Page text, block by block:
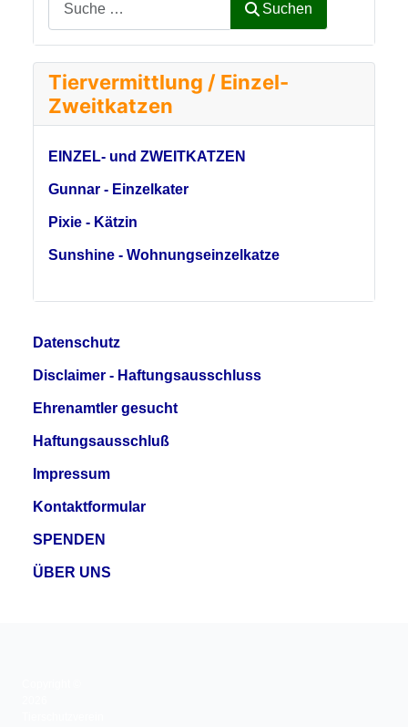
Suchen
Tiervermittlung / Einzel-
Zweitkatzen
EINZEL- und ZWEITKATZEN
Gunnar - Einzelkater
Pixie - Kätzin
Sunshine - Wohnungseinzelkatze
Datenschutz
Disclaimer - Haftungsausschluss
Ehrenamtler gesucht
Haftungsausschluß
Impressum
Kontaktformular
SPENDEN
ÜBER UNS